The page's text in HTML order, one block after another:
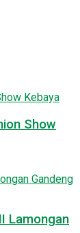
Show
Lamongan